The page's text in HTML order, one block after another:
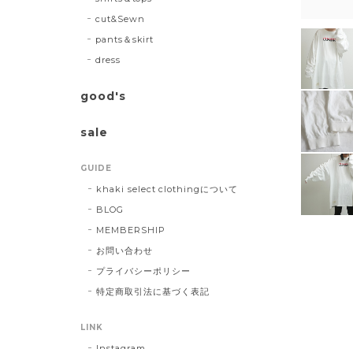
cut&Sewn
pants＆skirt
dress
good's
sale
GUIDE
khaki select clothingについて
BLOG
MEMBERSHIP
お問い合わせ
プライバシーポリシー
特定商取引法に基づく表記
LINK